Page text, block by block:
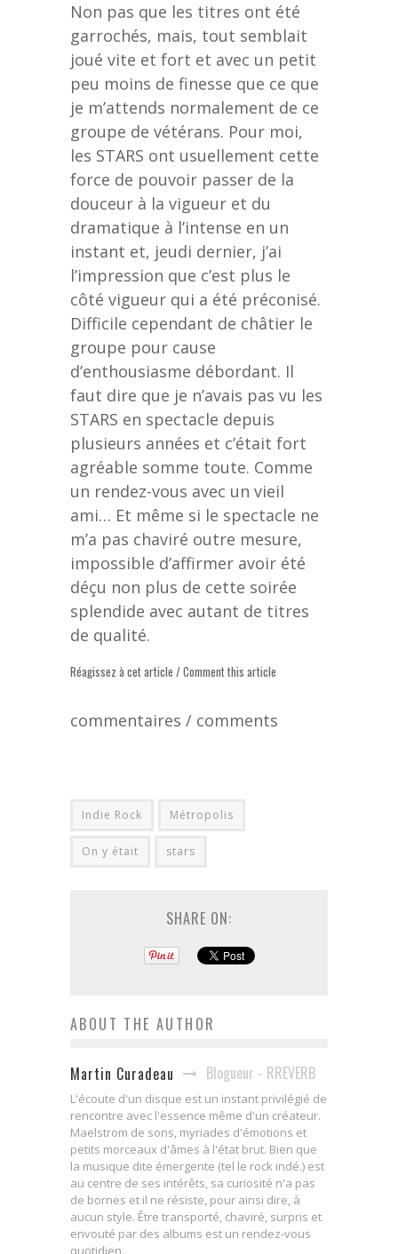
Non pas que les titres ont été
garrochés, mais, tout semblait
joué vite et fort et avec un petit
peu moins de finesse que ce que
je m’attends normalement de ce
groupe de vétérans. Pour moi,
les STARS ont usuellement cette
force de pouvoir passer de la
douceur à la vigueur et du
dramatique à l’intense en un
instant et, jeudi dernier, j’ai
l’impression que c’est plus le
côté vigueur qui a été préconisé.
Difficile cependant de châtier le
groupe pour cause
d’enthousiasme débordant. Il
faut dire que je n’avais pas vu les
STARS en spectacle depuis
plusieurs années et c’était fort
agréable somme toute. Comme
un rendez-vous avec un vieil
ami… Et même si le spectacle ne
m’a pas chaviré outre mesure,
impossible d’affirmer avoir été
déçu non plus de cette soirée
splendide avec autant de titres
de qualité.
Réagissez à cet article / Comment this article
commentaires / comments
Indie Rock Métropolis
On y était stars
SHARE ON:
ABOUT THE AUTHOR
Martin Curadeau Blogueur - RREVERB
L'écoute d'un disque est un instant privilégié de
rencontre avec l'essence même d'un créateur.
Maelstrom de sons, myriades d'émotions et
petits morceaux d'âmes à l'état brut. Bien que
la musique dite émergente (tel le rock indé.) est
au centre de ses intérêts, sa curiosité n'a pas
de bornes et il ne résiste, pour ainsi dire, à
aucun style. Être transporté, chaviré, surpris et
envouté par des albums est un rendez-vous
quotidien.